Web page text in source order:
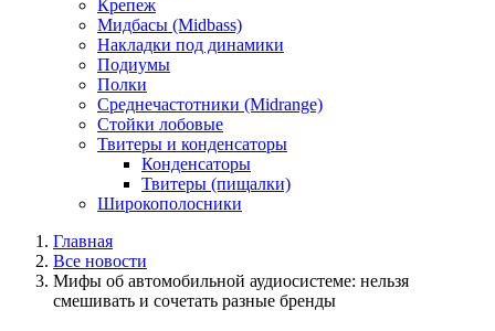
Крепеж
Мидбасы (Midbass)
Накладки под динамики
Подиумы
Полки
Среднечастотники (Midrange)
Стойки лобовые
Твитеры и конденсаторы
Конденсаторы
Твитеры (пищалки)
Широкополосники
Главная
Все новости
Мифы об автомобильной аудиосистеме: нельзя
смешивать и сочетать разные бренды